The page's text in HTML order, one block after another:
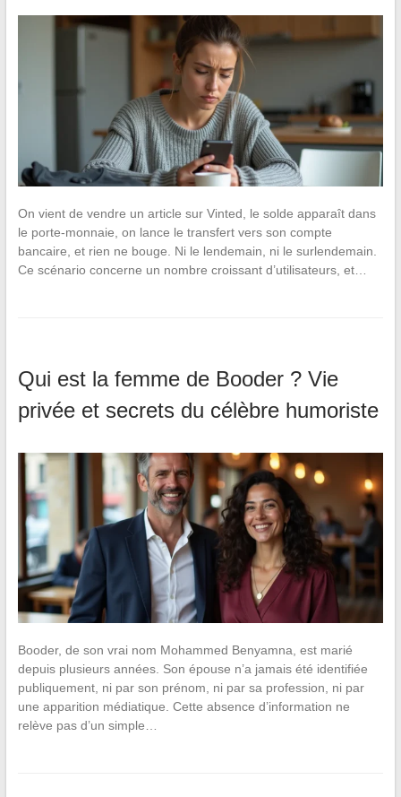
On vient de vendre un article sur Vinted, le solde apparaît dans
le porte-monnaie, on lance le transfert vers son compte
bancaire, et rien ne bouge. Ni le lendemain, ni le surlendemain.
Ce scénario concerne un nombre croissant d’utilisateurs, et…
Qui est la femme de Booder ? Vie
privée et secrets du célèbre humoriste
Booder, de son vrai nom Mohammed Benyamna, est marié
depuis plusieurs années. Son épouse n’a jamais été identifiée
publiquement, ni par son prénom, ni par sa profession, ni par
une apparition médiatique. Cette absence d’information ne
relève pas d’un simple…